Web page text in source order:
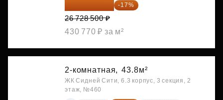
22 184 655 ₽ -17%
26 728 500 ₽
430 770 ₽ за м²
2-комнатная, 43.8м²
ЖК Сидней Сити, 6.3 корпус, 3 секция, 2
этаж, №460